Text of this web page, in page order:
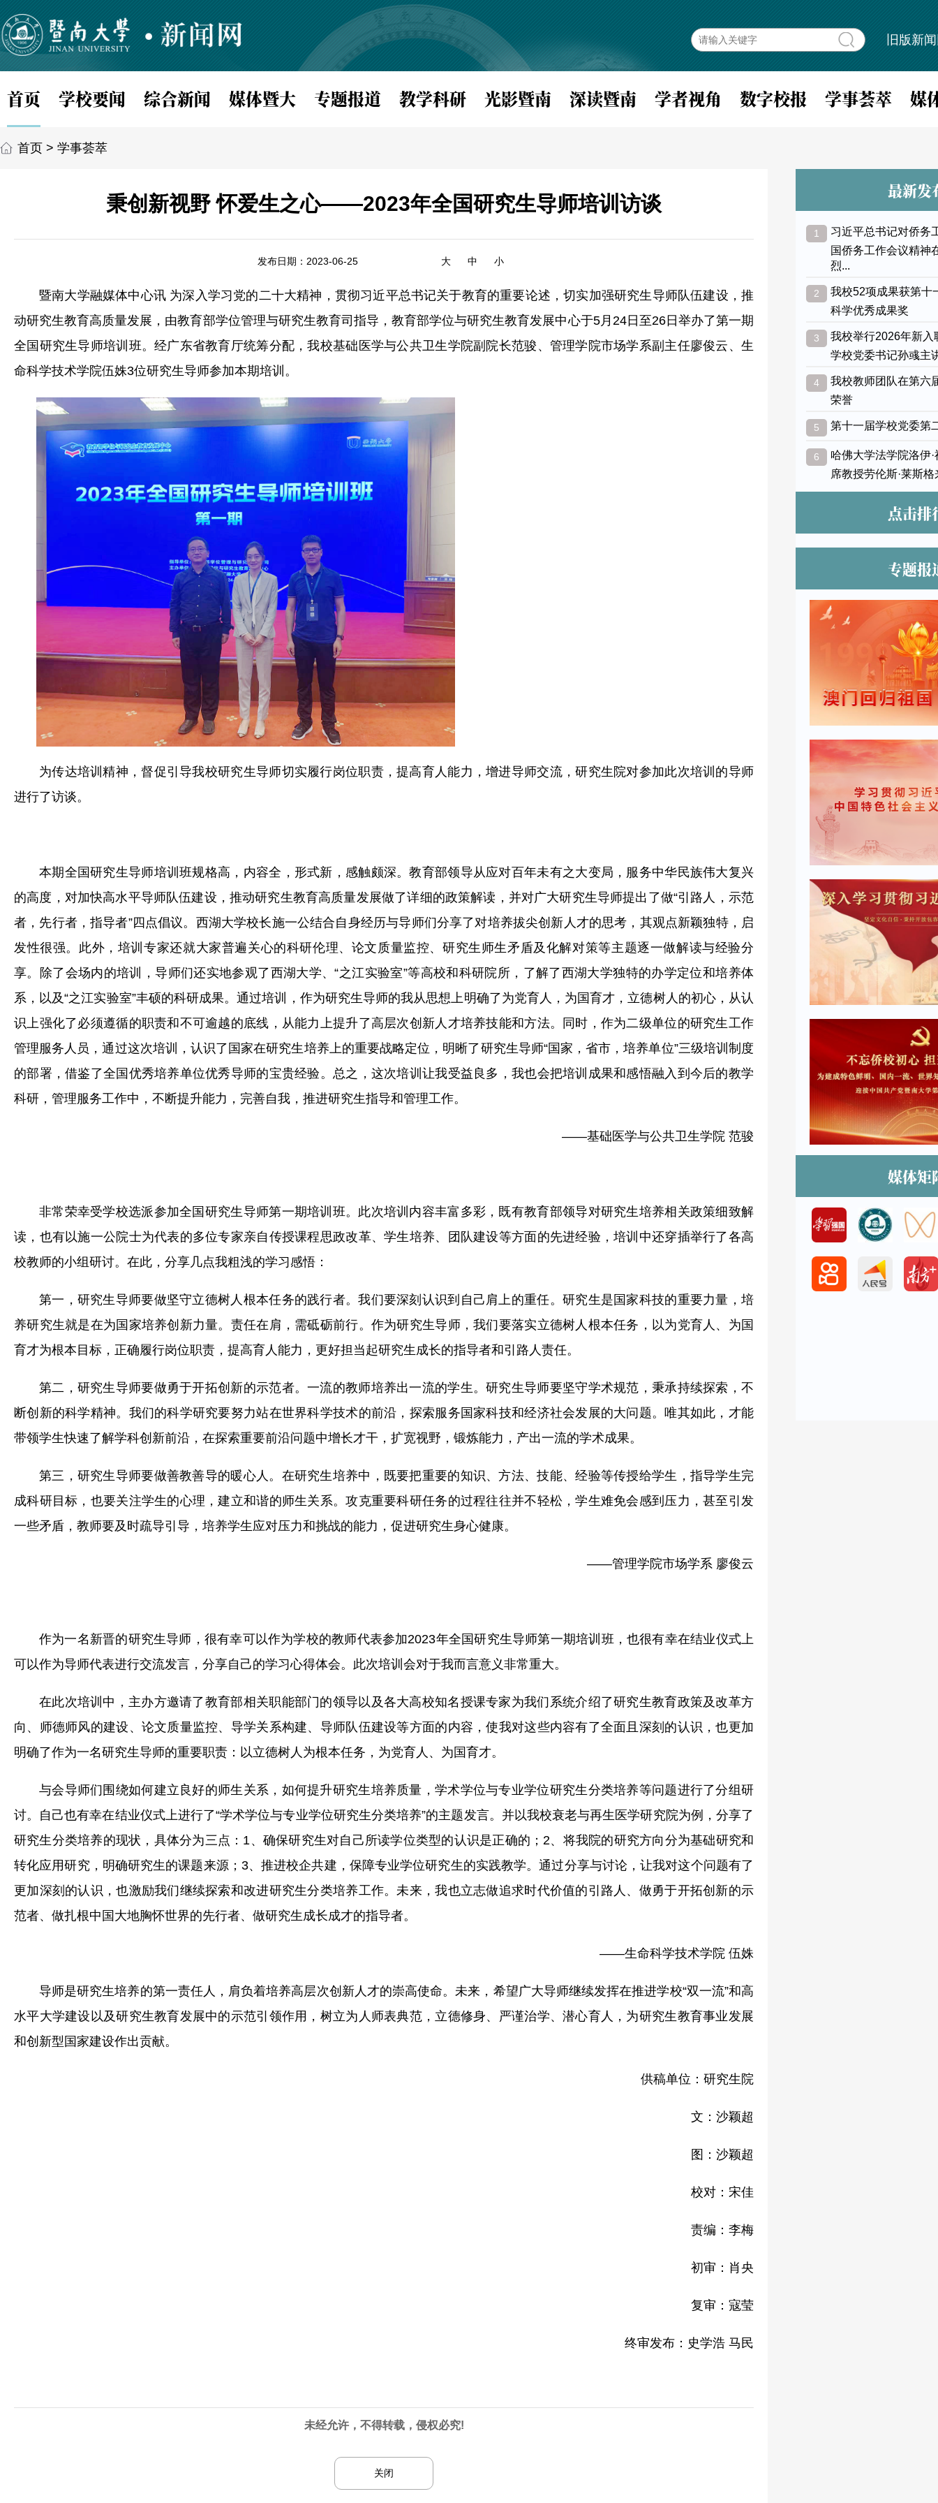
旧版新
首页 学校要闻 综合新闻 媒体暨大 专题报道 教学科研 光影暨南 深读暨南 学者视角 数字校报 学事荟萃 媒
首页 > 学事荟萃
秉创新视野 怀爱生之心——2023年全国研究生导师培训访谈
发布日期：2023-06-25 大 中 小
暨南大学融媒体中心讯 为深入学习党的二十大精神，贯彻习近平总书记关于教育的重要论述，切实加强研究生导师队伍建设，推
动研究生教育高质量发展，由教育部学位管理与研究生教育司指导，教育部学位与研究生教育发展中心于5月24日至26日举办了第一期
全国研究生导师培训班。经广东省教育厅统筹分配，我校基础医学与公共卫生学院副院长范骏、管理学院市场学系副主任廖俊云、生
命科学技术学院伍姝3位研究生导师参加本期培训。
为传达培训精神，督促引导我校研究生导师切实履行岗位职责，提高育人能力，增进导师交流，研究生院对参加此次培训的导师
进行了访谈。
本期全国研究生导师培训班规格高，内容全，形式新，感触颇深。教育部领导从应对百年未有之大变局，服务中华民族伟大复兴
的高度，对加快高水平导师队伍建设，推动研究生教育高质量发展做了详细的政策解读，并对广大研究生导师提出了做“引路人，示范
者，先行者，指导者”四点倡议。西湖大学校长施一公结合自身经历与导师们分享了对培养拔尖创新人才的思考，其观点新颖独特，启
发性很强。此外，培训专家还就大家普遍关心的科研伦理、论文质量监控、研究生师生矛盾及化解对策等主题逐一做解读与经验分
享。除了会场内的培训，导师们还实地参观了西湖大学、“之江实验室”等高校和科研院所，了解了西湖大学独特的办学定位和培养体
系，以及“之江实验室”丰硕的科研成果。通过培训，作为研究生导师的我从思想上明确了为党育人，为国育才，立德树人的初心，从认
识上强化了必须遵循的职责和不可逾越的底线，从能力上提升了高层次创新人才培养技能和方法。同时，作为二级单位的研究生工作
管理服务人员，通过这次培训，认识了国家在研究生培养上的重要战略定位，明晰了研究生导师“国家，省市，培养单位”三级培训制度
的部署，借鉴了全国优秀培养单位优秀导师的宝贵经验。总之，这次培训让我受益良多，我也会把培训成果和感悟融入到今后的教学
科研，管理服务工作中，不断提升能力，完善自我，推进研究生指导和管理工作。
——基础医学与公共卫生学院 范骏
非常荣幸受学校选派参加全国研究生导师第一期培训班。此次培训内容丰富多彩，既有教育部领导对研究生培养相关政策细致解
读，也有以施一公院士为代表的多位专家亲自传授课程思政改革、学生培养、团队建设等方面的先进经验，培训中还穿插举行了各高
校教师的小组研讨。在此，分享几点我粗浅的学习感悟：
第一，研究生导师要做坚守立德树人根本任务的践行者。我们要深刻认识到自己肩上的重任。研究生是国家科技的重要力量，培
养研究生就是在为国家培养创新力量。责任在肩，需砥砺前行。作为研究生导师，我们要落实立德树人根本任务，以为党育人、为国
育才为根本目标，正确履行岗位职责，提高育人能力，更好担当起研究生成长的指导者和引路人责任。
第二，研究生导师要做勇于开拓创新的示范者。一流的教师培养出一流的学生。研究生导师要坚守学术规范，秉承持续探索，不
断创新的科学精神。我们的科学研究要努力站在世界科学技术的前沿，探索服务国家科技和经济社会发展的大问题。唯其如此，才能
带领学生快速了解学科创新前沿，在探索重要前沿问题中增长才干，扩宽视野，锻炼能力，产出一流的学术成果。
第三，研究生导师要做善教善导的暖心人。在研究生培养中，既要把重要的知识、方法、技能、经验等传授给学生，指导学生完
成科研目标，也要关注学生的心理，建立和谐的师生关系。攻克重要科研任务的过程往往并不轻松，学生难免会感到压力，甚至引发
一些矛盾，教师要及时疏导引导，培养学生应对压力和挑战的能力，促进研究生身心健康。
——管理学院市场学系 廖俊云
作为一名新晋的研究生导师，很有幸可以作为学校的教师代表参加2023年全国研究生导师第一期培训班，也很有幸在结业仪式上
可以作为导师代表进行交流发言，分享自己的学习心得体会。此次培训会对于我而言意义非常重大。
在此次培训中，主办方邀请了教育部相关职能部门的领导以及各大高校知名授课专家为我们系统介绍了研究生教育政策及改革方
向、师德师风的建设、论文质量监控、导学关系构建、导师队伍建设等方面的内容，使我对这些内容有了全面且深刻的认识，也更加
明确了作为一名研究生导师的重要职责：以立德树人为根本任务，为党育人、为国育才。
与会导师们围绕如何建立良好的师生关系，如何提升研究生培养质量，学术学位与专业学位研究生分类培养等问题进行了分组研
讨。自己也有幸在结业仪式上进行了“学术学位与专业学位研究生分类培养”的主题发言。并以我校衰老与再生医学研究院为例，分享了
研究生分类培养的现状，具体分为三点：1、确保研究生对自己所读学位类型的认识是正确的；2、将我院的研究方向分为基础研究和
转化应用研究，明确研究生的课题来源；3、推进校企共建，保障专业学位研究生的实践教学。通过分享与讨论，让我对这个问题有了
更加深刻的认识，也激励我们继续探索和改进研究生分类培养工作。未来，我也立志做追求时代价值的引路人、做勇于开拓创新的示
范者、做扎根中国大地胸怀世界的先行者、做研究生成长成才的指导者。
——生命科学技术学院 伍姝
导师是研究生培养的第一责任人，肩负着培养高层次创新人才的崇高使命。未来，希望广大导师继续发挥在推进学校“双一流”和高
水平大学建设以及研究生教育发展中的示范引领作用，树立为人师表典范，立德修身、严谨治学、潜心育人，为研究生教育事业发展
和创新型国家建设作出贡献。
供稿单位：研究生院
文：沙颖超
图：沙颖超
校对：宋佳
责编：李梅
初审：肖央
复审：寇莹
终审发布：史学浩 马民
未经允许，不得转载，侵权必究!
关闭
最新发
1 习近平总书记对侨务
国侨务工作会议精神
烈...
2 我校52项成果获第十
科学优秀成果奖
3 我校举行2026年新入
学校党委书记孙彧主
4 我校教师团队在第六
荣誉
5 第十一届学校党委第
6 哈佛大学法学院洛伊
席教授劳伦斯·莱斯
点击排
专题报
媒体矩